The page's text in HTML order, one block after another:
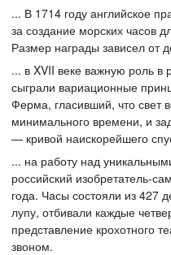
... В 1714 году английское
за создание морских часов
Размер награды зависел от
... в XVII веке важную роль в
сыграли вариационные
Ферма, гласивший, что свет
минимального времени, и
— кривой наискорейшего
... на работу над
российский изобретатель-
года. Часы состояли из 427
лупу, отбивали каждые
представление крохотного
звоном.